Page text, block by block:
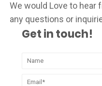
We would Love to hear
any questions or
Get in touch!